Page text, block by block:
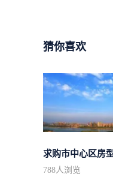
猜你喜欢
788人浏览